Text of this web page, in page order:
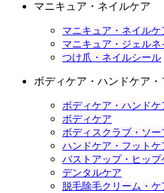
マニキュア・ネイルケア
マニキュア・ネイル
マニキュア・ジェルネ
つけ爪・ネイルシール
ボディケア・ハンドケア・
ボディケア・ハンド
ボディケア
ボディスクラブ・ソー
ハンドケア・フットケ
バストアップ・ヒップ
デンタルケア
脱毛除毛クリーム・ケ